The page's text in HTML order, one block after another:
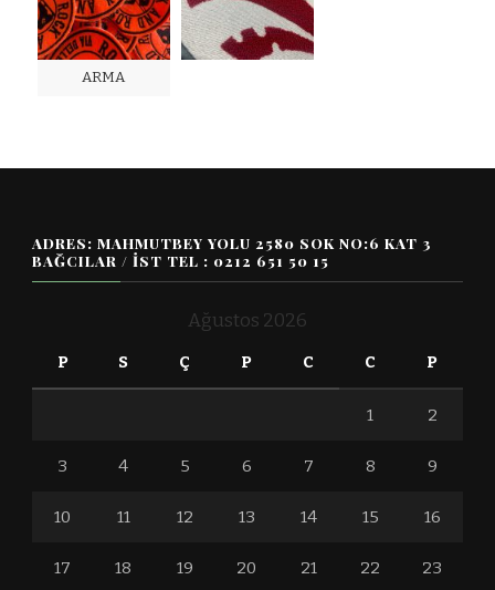
ARMA
ADRES: MAHMUTBEY YOLU 2580 SOK NO:6 KAT 3
BAĞCILAR / İST TEL : 0212 651 50 15
Ağustos 2026
P S Ç P C C P
1 2
3 4 5 6 7 8 9
10 11 12 13 14 15 16
17 18 19 20 21 22 23